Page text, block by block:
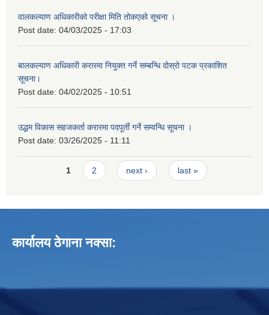
वालकल्याण अधिकारीको परीक्षा मिति तोकएको सूचना ।
Post date: 04/03/2025 - 17:03
बालकल्याण अधिकारी करारमा नियुक्त गर्ने सम्बन्धि दोस्रो पटक प्रकाशित
सूचना।
Post date: 04/02/2025 - 10:51
उद्धम विकास सहजकर्ता करारमा पदपूर्ती गर्ने सम्वन्धि सूचना ।
Post date: 03/26/2025 - 11:11
Pages1 2 next › last »
कार्यालय ठेगाना नक्सा: